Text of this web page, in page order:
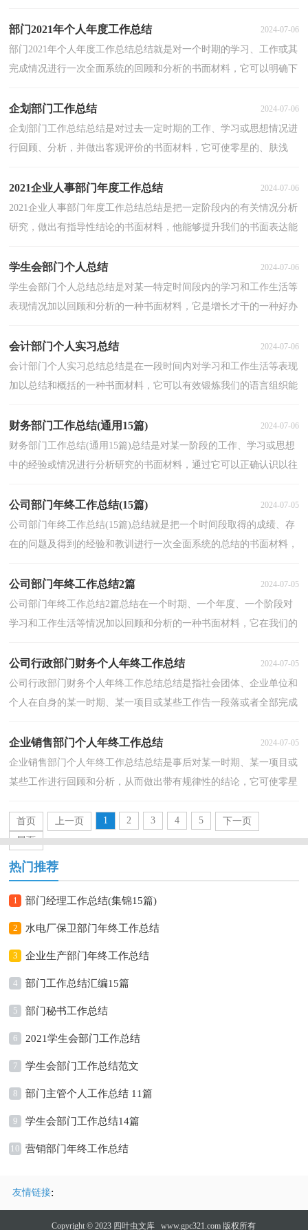
部门2021年个人年度工作总结 2024-07-06
部门2021年个人年度工作总结总结就是对一个时期的学习、工作或其
完成情况进行一次全面系统的回顾和分析的书面材料，它可以明确下
企划部门工作总结 2024-07-06
企划部门工作总结总结是对过去一定时期的工作、学习或思想情况进
行回顾、分析，并做出客观评价的书面材料，它可使零星的、肤浅
2021企业人事部门年度工作总结 2024-07-06
2021企业人事部门年度工作总结总结是把一定阶段内的有关情况分析
研究，做出有指导性结论的书面材料，他能够提升我们的书面表达能
学生会部门个人总结 2024-07-06
学生会部门个人总结总结是对某一特定时间段内的学习和工作生活等
表现情况加以回顾和分析的一种书面材料，它是增长才干的一种好办
会计部门个人实习总结 2024-07-06
会计部门个人实习总结总结是在一段时间内对学习和工作生活等表现
加以总结和概括的一种书面材料，它可以有效锻炼我们的语言组织能
财务部门工作总结(通用15篇) 2024-07-06
财务部门工作总结(通用15篇)总结是对某一阶段的工作、学习或思想
中的经验或情况进行分析研究的书面材料，通过它可以正确认识以往
公司部门年终工作总结(15篇) 2024-07-05
公司部门年终工作总结(15篇)总结就是把一个时间段取得的成绩、存
在的问题及得到的经验和教训进行一次全面系统的总结的书面材料，
公司部门年终工作总结2篇 2024-07-05
公司部门年终工作总结2篇总结在一个时期、一个年度、一个阶段对
学习和工作生活等情况加以回顾和分析的一种书面材料，它在我们的
公司行政部门财务个人年终工作总结 2024-07-05
公司行政部门财务个人年终工作总结总结是指社会团体、企业单位和
个人在自身的某一时期、某一项目或某些工作告一段落或者全部完成
企业销售部门个人年终工作总结 2024-07-05
企业销售部门个人年终工作总结总结是事后对某一时期、某一项目或
某些工作进行回顾和分析，从而做出带有规律性的结论，它可使零星
首页
上一页 1 2 3 4 5
下一页
尾页
热门推荐
1 部门经理工作总结(集锦15篇)
2 水电厂保卫部门年终工作总结
3 企业生产部门年终工作总结
4 部门工作总结汇编15篇
5 部门秘书工作总结
6 2021学生会部门工作总结
7 学生会部门工作总结范文
8 部门主管个人工作总结 11篇
9 学生会部门工作总结14篇
10 营销部门年终工作总结
友情链接:
Copyright © 2023 四叶虫文库 www.gpc321.com 版权所有